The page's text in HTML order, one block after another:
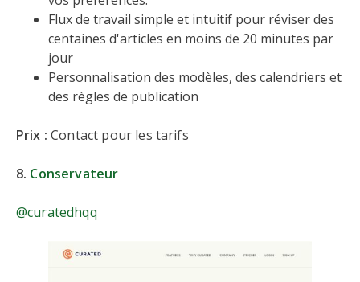
Flux de travail simple et intuitif pour réviser des
centaines d'articles en moins de 20 minutes par
jour
Personnalisation des modèles, des calendriers et
des règles de publication
Prix : Contact pour les tarifs
8. Conservateur
@curatedhqq